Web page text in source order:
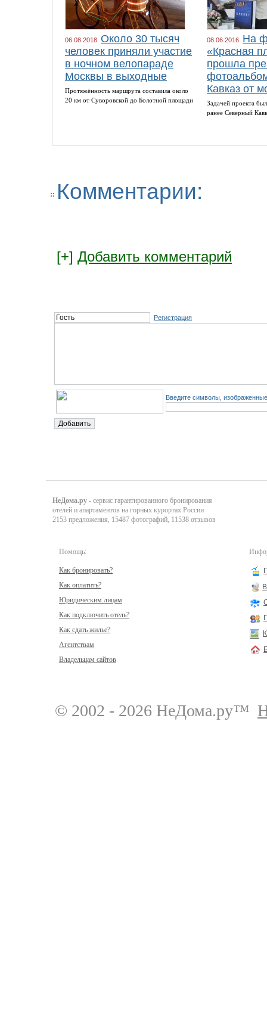
06.08.2018 Около 30 тысяч
человек приняли участие
в ночном велопараде
Москвы в выходные
Протяжённость маршрута составила около
20 км от Суворовской до Болотной площади
08.06.2016 На
«Красная
прошла
Кавказ от
Задачей проекта
ранее Северный
Комментарии:
[+] Добавить комментарий
Регистрация
Введите символы,
НеДома.ру - сервис гарантированного бронирования
отелей и апартаментов на горных курортах России
2153 предложения, 15487 фотографий, 11538 отзывов
Помощь:
Как бронировать?
Как оплатить?
Юридическим лицам
Как подключить отель?
Как сдать жилье?
Агентствам
Владельцам сайтов
© 2002 - 2026 НеДома.ру™